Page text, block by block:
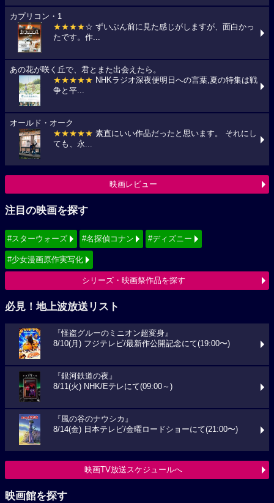
カプリコン・1
★★★★☆ ずいぶん前に見た感じがしますが、面白かっ
たです。作...
あの花が咲く丘で、君とまた出会えたら。
★★★★★ NHKラジオ深夜便明日への言葉,夏の特集は戦
争と平...
オールド・オーク
★★★★★ 素直にいい作品だったと思います。 それにし
ても、永...
映画レビュー
注目の映画を探す
#スターウォーズ #名探偵コナン #ディズニー
#少女漫画原作実写化
シリーズ・映画祭作品を探す
必見！地上波放送リスト
『怪盗グルーのミニオン超変身』
8/10(月) フジテレビ/最新作公開記念にて(19:00〜)
『銀河鉄道の夜』
8/11(火) NHK/Eテレにて(09:00～)
『風の谷のナウシカ』
8/14(金) 日本テレビ/金曜ロードショーにて(21:00〜)
映画TV放送スケジュールへ
映画館を探す